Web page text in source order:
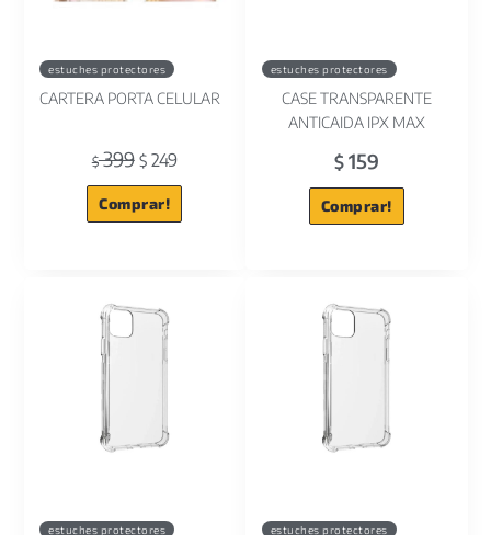
estuches protectores
CARTERA PORTA CELULAR
$399 $249
Comprar!
estuches protectores
CASE TRANSPARENTE
ANTICAIDA IPX MAX
$159
Comprar!
estuches protectores estuches protectores